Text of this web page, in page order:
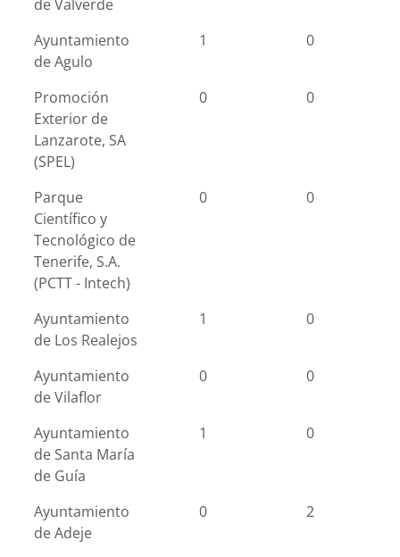
de Valverde
Ayuntamiento
de Agulo
1 0
Promoción
Exterior de
Lanzarote, SA
(SPEL)
0 0
Parque
Científico y
Tecnológico de
Tenerife, S.A.
(PCTT - Intech)
0 0
Ayuntamiento
de Los Realejos
1 0
Ayuntamiento
de Vilaflor
0 0
Ayuntamiento
de Santa María
de Guía
1 0
Ayuntamiento
de Adeje
0 2